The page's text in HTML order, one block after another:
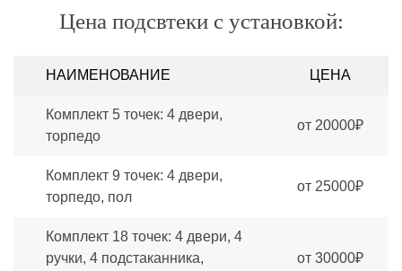
Цена подсвтеки с установкой:
НАИМЕНОВАНИЕ ЦЕНА
Комплект 5 точек: 4 двери,
торпедо
от 20000₽
Комплект 9 точек: 4 двери,
торпедо, пол
от 25000₽
Комплект 18 точек: 4 двери, 4
ручки, 4 подстаканника,
от 30000₽